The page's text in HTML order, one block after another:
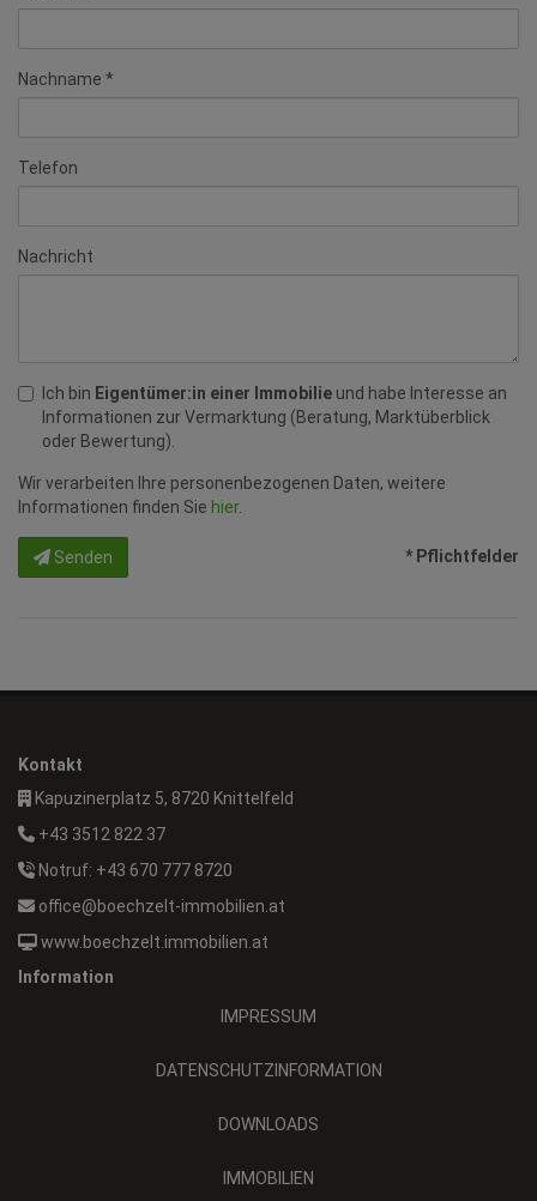
Nachname
Telefon
Nachricht
Ich bin Eigentümer:in einer Immobilie und habe Interesse an
Informationen zur Vermarktung (Beratung, Marktüberblick
oder Bewertung).
Wir verarbeiten Ihre personenbezogenen Daten, weitere
Informationen finden Sie hier.
Senden * Pflichtfelder
Kontakt
Kapuzinerplatz 5, 8720 Knittelfeld
+43 3512 822 37
Notruf: +43 670 777 8720
office@boechzelt-immobilien.at
www.boechzelt.immobilien.at
Information
IMPRESSUM
DATENSCHUTZINFORMATION
DOWNLOADS
IMMOBILIEN